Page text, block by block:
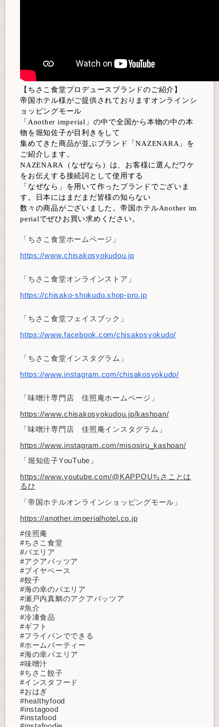
【ちさこ食堂プロデュースブランドのご紹介】
帝国ホテル様がご提供されておりますオンラインシ
ョッピングモール
「Another imperial」の中で全国から本物の中の本
物を堀知佐子が目利きをして
集めてきた商品が並ぶブランド「NAZENARA」を
ご紹介します。
NAZENARA（なぜなら）は、お客様に選んだワケ
をお伝えする接続詞として使用する
「なぜなら」を用いて作ったブランドでございま
す。日本にはまだまだ皆様の知らない
数々の商品がございました。帝国ホテルAnother im
perialでぜひお買い求めください。
「ちさこ食堂ホームページ」
https://www.chisakosyokudou.jp
「ちさこ食堂オンラインストア」
https://chisako-shokudo.shop-pro.jp
「ちさこ食堂フェイスブック」
https://www.facebook.com/chisakosyokudo/
「ちさこ食堂インスタグラム」
https://www.instagram.com/chisakosyokudo/
「味噌汁専門店 佳照庵ホームページ」
https://www.chisakosyokudou.jp/kashoan/
「味噌汁専門店 佳照庵インスタグラム」
https://www.instagram.com/misosiru_kashoan/
「堀知佐子YouTube」
https://www.youtube.com/@KAPPOUちさことは
るひ
「帝国ホテルオンラインショッピングモール」
https://another.imperialhotel.co.jp
#佳照庵
#ちさこ食堂
#パエリア
#アクアパッツア
#ブイヤベース
#餃子
#海の幸のパエリア
#瀬戸内真鯛のアクアパッツア
#魚介
#冷凍食品
#ギフト
#フライパンでできる
#ホームパーティー
#海の幸パエリア
#味噌汁
#ちさこ餃子
#インスタフード
#おはぎ
#healthyfood
#instagood
#instafood